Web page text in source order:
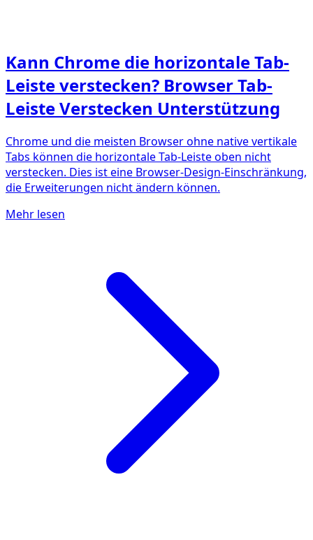
Kann Chrome die horizontale Tab-
Leiste verstecken? Browser Tab-
Leiste Verstecken Unterstützung
Chrome und die meisten Browser ohne native vertikale
Tabs können die horizontale Tab-Leiste oben nicht
verstecken. Dies ist eine Browser-Design-Einschränkung,
die Erweiterungen nicht ändern können.
Mehr lesen